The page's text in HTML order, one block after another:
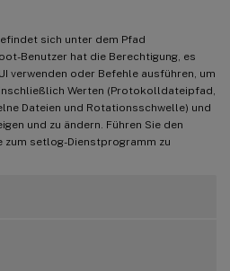
sich unter dem Pfad
Benutzer hat die Berechtigung, es
verwenden oder Befehle ausführen, um
Werten (Protokolldateipfad,
Dateien und Rotationsschwelle) und
und zu ändern. Führen Sie den
setlog-Dienstprogramm zu